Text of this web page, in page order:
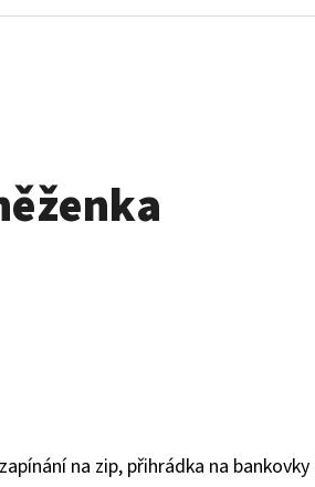
na zip, přihrádka na bankovky